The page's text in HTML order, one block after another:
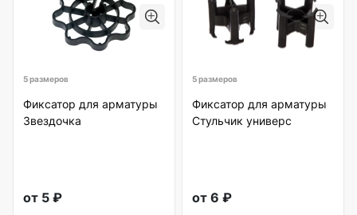
5 размеров
Фиксатор для арматуры
Звездочка
от 5 ₽
5 размеров
Фиксатор для арматуры
Стульчик универс
от 6 ₽